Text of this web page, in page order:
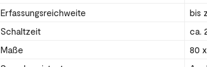
Erfassungsreichweite
bis
Schaltzeit
ca.
Maße
80